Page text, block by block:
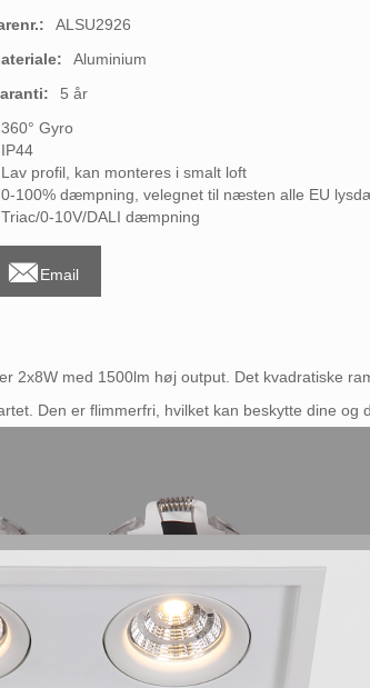
ALSU2926
Aluminium
5 år
Gyro
profil, kan monteres i smalt loft
100% dæmpning, velegnet til næsten alle EU
0-10V/DALI dæmpning
Email
2x8W med 1500lm høj output. Det kvadratiske
Den er flimmerfri, hvilket kan beskytte dine og